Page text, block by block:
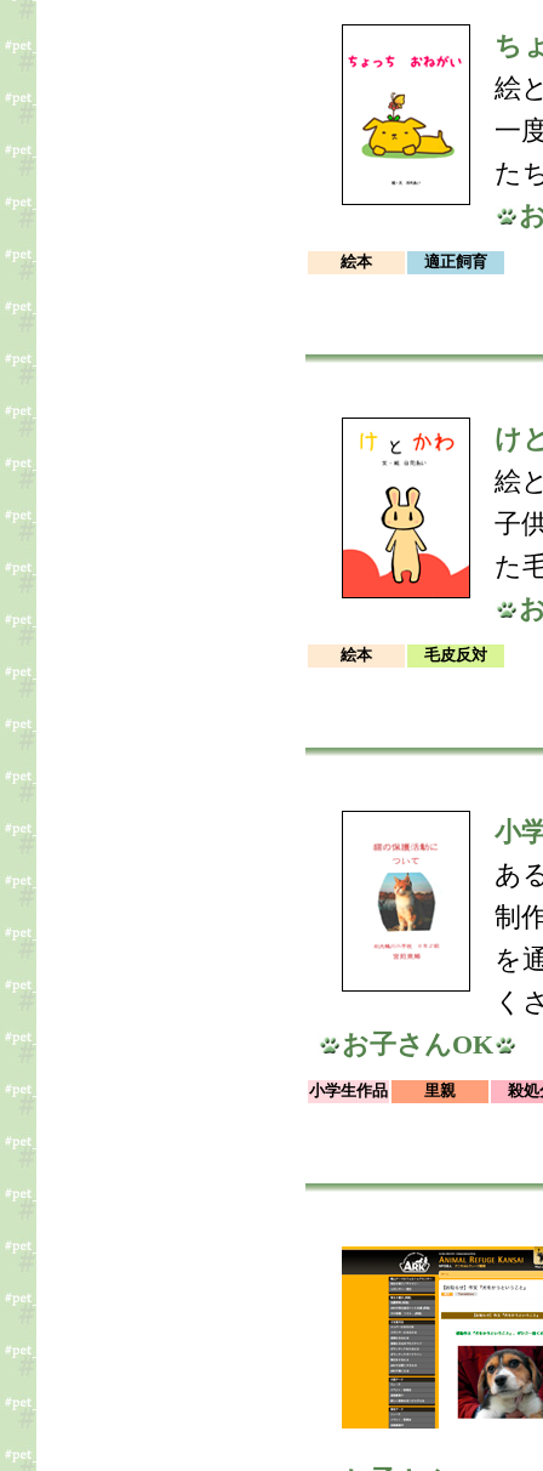
ち
絵
一
た
絵本 適正飼育
け
絵
子
た
絵本 毛皮反対
小
あ
制
を
く
お子さんOK
小学生作品 里親 殺